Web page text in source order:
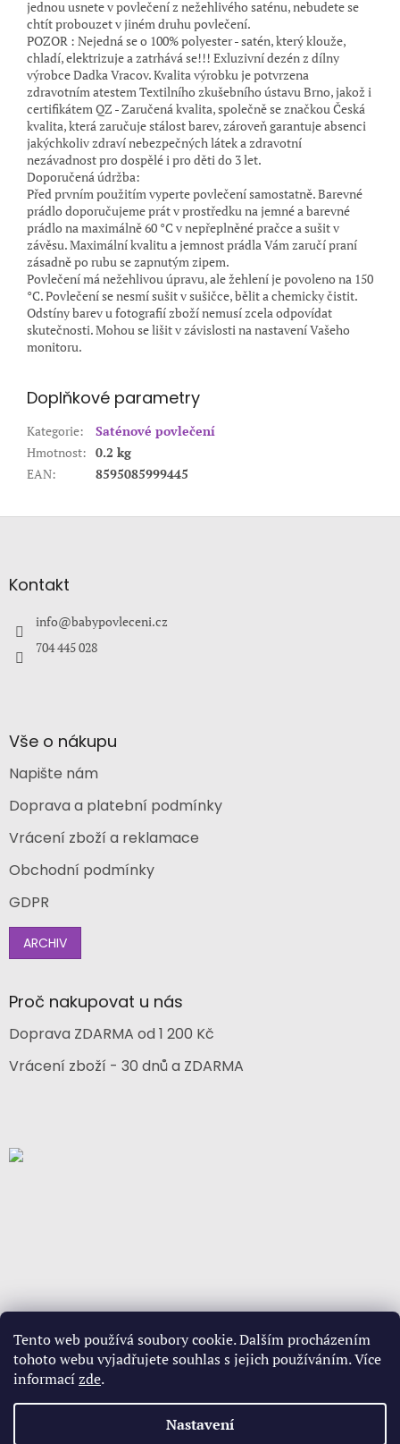
Tento web používá soubory cookie. Dalším procházením
tohoto webu vyjadřujete souhlas s jejich používáním. Více
informacízde.
Nastavení
jednou usnete v povlečení z nežehlivého saténu, nebudete se
chtít probouzet v jiném druhu povlečení.
POZOR : Nejedná se o 100% polyester - satén, který klouže,
chladí, elektrizuje a zatrhává se!!! Exluzivní dezén z dílny
výrobce Dadka Vracov. Kvalita výrobku je potvrzena
zdravotním atestem Textilního zkušebního ústavu Brno, jakož i
certifikátem QZ - Zaručená kvalita, společně se značkou Česká
kvalita, která zaručuje stálost barev, zároveň garantuje absenci
jakýchkoliv zdraví nebezpečných látek a zdravotní
nezávadnost pro dospělé i pro děti do 3 let.
Doporučená údržba:
Před prvním použitím vyperte povlečení samostatně. Barevné
prádlo doporučujeme prát v prostředku na jemné a barevné
prádlo na maximálně 60 °C v nepřeplněné pračce a sušit v
závěsu. Maximální kvalitu a jemnost prádla Vám zaručí praní
zásadně po rubu se zapnutým zipem.
Povlečení má nežehlivou úpravu, ale žehlení je povoleno na 150
°C. Povlečení se nesmí sušit v sušičce, bělit a chemicky čistit.
Odstíny barev u fotografií zboží nemusí zcela odpovídat
skutečnosti. Mohou se lišit v závislosti na nastavení Vašeho
monitoru.
Doplňkové parametry
Kategorie:
Saténové povlečení
Hmotnost: 0.2 kg
EAN: 8595085999445
aKontakt
info@babypovleceni.cz
704 445 028
Vše o nákupu
Napište nám
Doprava a platební podmínky
Vrácení zboží a reklamace
Obchodní podmínky
GDPR
ARCHIV
Proč nakupovat u nás
Doprava ZDARMA od 1 200 Kč
Vrácení zboží - 30 dnů a ZDARMA